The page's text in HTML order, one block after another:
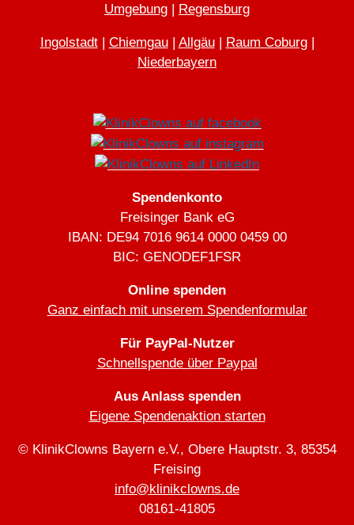
Umgebung | Regensburg
Ingolstadt| Chiemgau| Allgäu| Raum Coburg|
Niederbayern
Spendenkonto
Freisinger Bank eG
IBAN: DE94 7016 9614 0000 0459 00
BIC: GENODEF1FSR
Online spenden
Ganz einfach mit unserem Spendenformular
Für PayPal-Nutzer
Schnellspende über Paypal
Aus Anlass spenden
Eigene Spendenaktion starten
© KlinikClowns Bayern e.V., Obere Hauptstr. 3, 85354
Freising
info@klinikclowns.de
08161-41805